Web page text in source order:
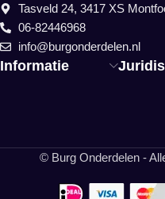
Informatie
Tasveld 24, 3417 XS
06-82446968
info@burgonderdelen.nl
© Burg Onderdelen -